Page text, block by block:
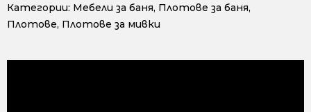
Категории: Мебели за баня, Плотове за баня,
Плотове, Плотове за мивки